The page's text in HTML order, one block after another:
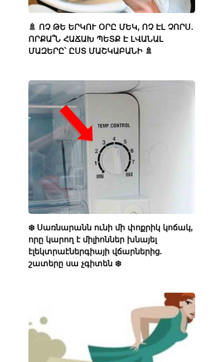
🚿 ՈՉ ԹԵ ԵՐԿՈՒ ՕՐԸ ՄԵԿ, ՈՉ ԷԼ ՉՈՐՍ․
ՈՐՔԱ՞Ն ՀԱՃԱԽ ՊԵՏՔ Է ԼՎԱՆԱԼ
ՄԱԶԵՐԸ՝ ԸՍՏ ՄԱՇԿԱԲԱՆԻ 🚿
❄️ Սառնարանն ունի մի փոքրիկ կոճակ,
որը կարող է միլիոններ խնայել
էլեկտրաէներգիայի վճարներից.
շատերը սա չգիտեն ❄️